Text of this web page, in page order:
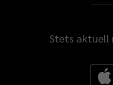
Stets aktuell